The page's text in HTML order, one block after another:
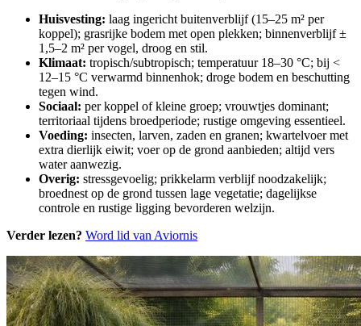
Huisvesting: laag ingericht buitenverblijf (15–25 m² per
koppel); grasrijke bodem met open plekken; binnenverblijf ±
1,5–2 m² per vogel, droog en stil.
Klimaat: tropisch/subtropisch; temperatuur 18–30 °C; bij <
12–15 °C verwarmd binnenhok; droge bodem en beschutting
tegen wind.
Sociaal: per koppel of kleine groep; vrouwtjes dominant;
territoriaal tijdens broedperiode; rustige omgeving essentieel.
Voeding: insecten, larven, zaden en granen; kwartelvoer met
extra dierlijk eiwit; voer op de grond aanbieden; altijd vers
water aanwezig.
Overig: stressgevoelig; prikkelarm verblijf noodzakelijk;
broednest op de grond tussen lage vegetatie; dagelijkse
controle en rustige ligging bevorderen welzijn.
Verder lezen? Word lid van Aviornis